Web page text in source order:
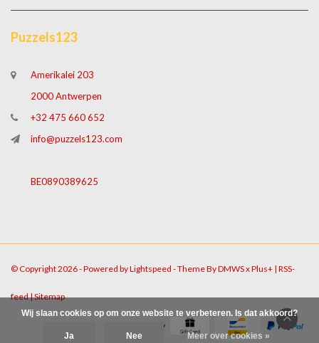
Puzzels123
Amerikalei 203
2000 Antwerpen
+32 475 660 652
info@puzzels123.com
BE0890389625
© Copyright 2026 - Powered byLightspeed - Theme ByDMWSxPlus+ | RSS-
feed|Sitemap
Wij slaan cookies op om onze website te verbeteren. Is dat akkoord?
Ja Nee Meer over cookies »